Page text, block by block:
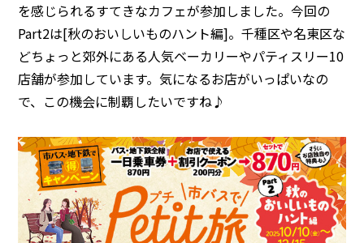
を感じられるすてきなカフェが参加しました。今回の
Part2は[秋のおいしいものハント編]。千種区や名東区な
どちょっと郊外にある人気ベーカリーやパティスリー10
店舗が参加しています。気になるお店がいっぱいなの
で、この機会に制覇したいですね♪